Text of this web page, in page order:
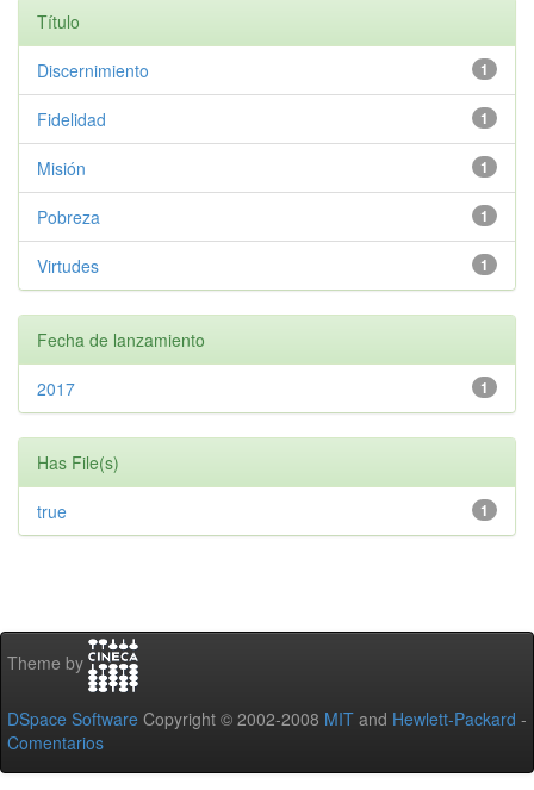
Título
1
Discernimiento
1
Fidelidad
1
Misión
1
Pobreza
1
Virtudes
Fecha de lanzamiento
1
2017
Has File(s)
1
true
Theme by
DSpace Software Copyright © 2002-2008 MIT and Hewlett-Packard -
Comentarios